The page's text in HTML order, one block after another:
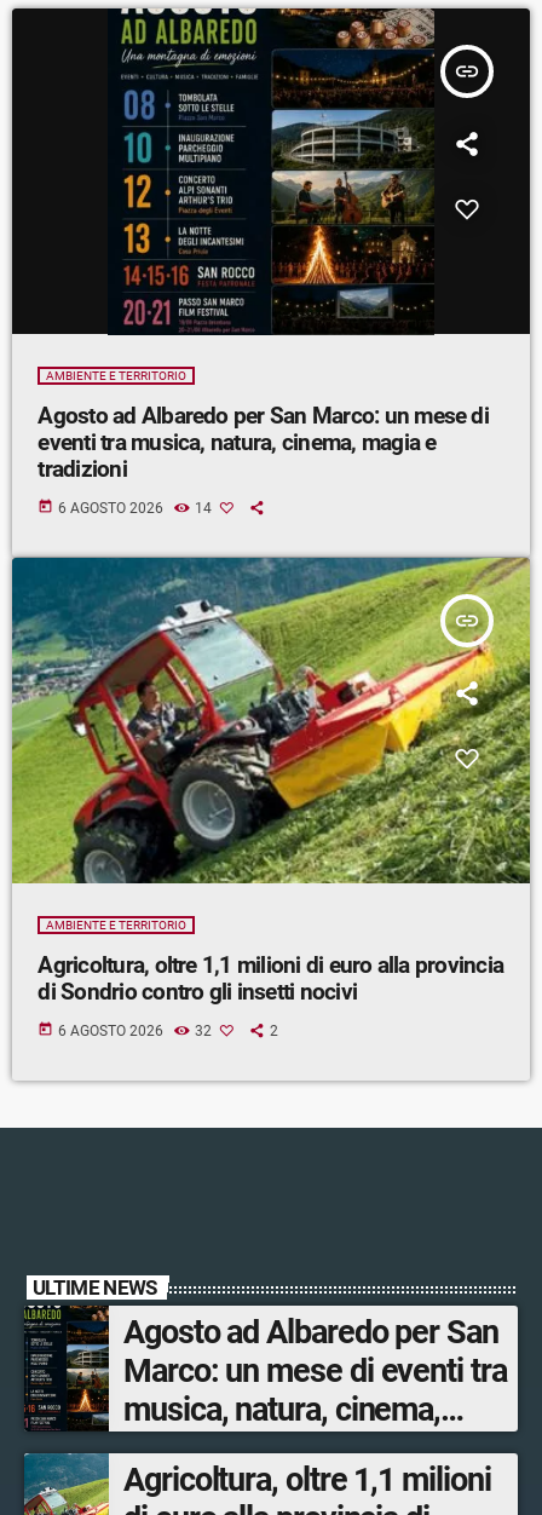
insert_link
AMBIENTE E TERRITORIO
Agosto ad Albaredo per San Marco: un mese di
eventi tra musica, natura, cinema, magia e
tradizioni
today 6 AGOSTO 2026 14
insert_link
AMBIENTE E TERRITORIO
Agricoltura, oltre 1,1 milioni di euro alla provincia
di Sondrio contro gli insetti nocivi
today 6 AGOSTO 2026 32 2
ULTIME NEWS
Agosto ad Albaredo per San
Marco: un mese di eventi tra
musica, natura, cinema,
magia e tradizioni
Agricoltura, oltre 1,1 milioni